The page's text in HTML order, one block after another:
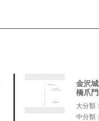
金沢
橋爪
大分類
中分類